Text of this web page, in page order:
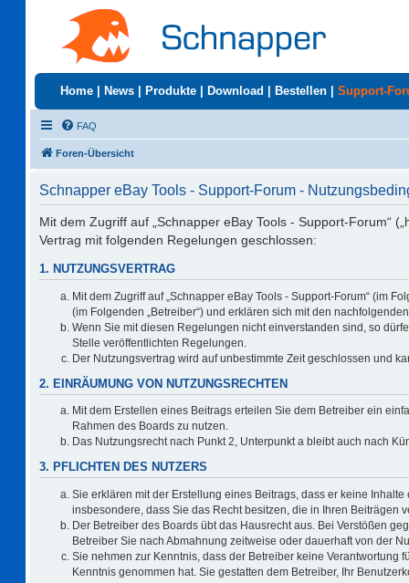
Home News Produkte Download Bestellen Support-
FAQ
Foren-Übersicht
Schnapper eBay Tools - Support-Forum -
Mit dem Zugriff auf „Schnapper eBay Tools - Support-Forum“
Vertrag mit folgenden Regelungen geschlossen:
1. NUTZUNGSVERTRAG
Mit dem Zugriff auf „Schnapper eBay Tools - Support-Forum“ (im
(im Folgenden „Betreiber“) und erklären sich mit den
Wenn Sie mit diesen Regelungen nicht einverstanden sind, so
Stelle veröffentlichten Regelungen.
Der Nutzungsvertrag wird auf unbestimmte Zeit geschlossen und
2. EINRÄUMUNG VON NUTZUNGSRECHTEN
Mit dem Erstellen eines Beitrags erteilen Sie dem Betreiber ein
Rahmen des Boards zu nutzen.
Das Nutzungsrecht nach Punkt 2, Unterpunkt a bleibt auch nach
3. PFLICHTEN DES NUTZERS
Sie erklären mit der Erstellung eines Beitrags, dass er keine
insbesondere, dass Sie das Recht besitzen, die in Ihren Beiträgen
Der Betreiber des Boards übt das Hausrecht aus. Bei Verstößen
Betreiber Sie nach Abmahnung zeitweise oder dauerhaft von der
Sie nehmen zur Kenntnis, dass der Betreiber keine Verantwortung
Kenntnis genommen hat. Sie gestatten dem Betreiber, Ihr